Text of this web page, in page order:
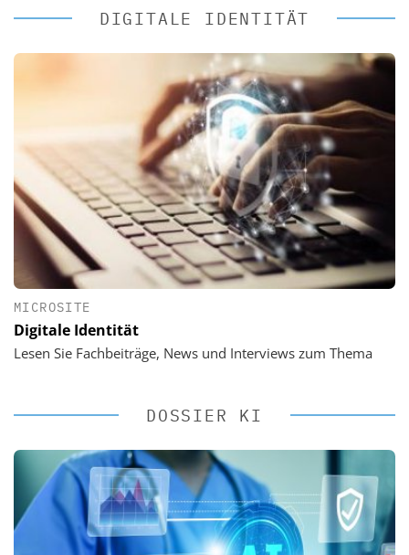
DIGITALE IDENTITÄT
MICROSITE
Digitale Identität
Lesen Sie Fachbeiträge, News und Interviews zum Thema
DOSSIER KI